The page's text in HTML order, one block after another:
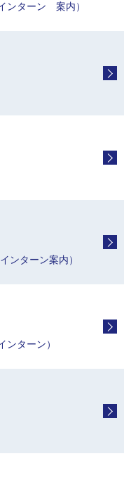
ターン 案内）
ターン案内）
ターン）